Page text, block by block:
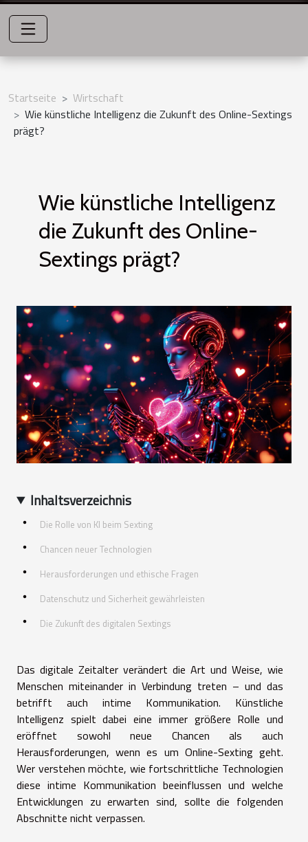
Startseite
Wirtschaft
Wie künstliche Intelligenz die Zukunft des Online-Sextings
prägt?
Wie künstliche Intelligenz
die Zukunft des Online-
Sextings prägt?
Inhaltsverzeichnis
Die Rolle von KI beim Sexting
Chancen neuer Technologien
Herausforderungen und ethische Fragen
Datenschutz und Sicherheit gewährleisten
Die Zukunft des digitalen Sextings
Das digitale Zeitalter verändert die Art und Weise, wie
Menschen miteinander in Verbindung treten – und das
betrifft auch intime Kommunikation. Künstliche
Intelligenz spielt dabei eine immer größere Rolle und
eröffnet sowohl neue Chancen als auch
Herausforderungen, wenn es um Online-Sexting geht.
Wer verstehen möchte, wie fortschrittliche Technologien
diese intime Kommunikation beeinflussen und welche
Entwicklungen zu erwarten sind, sollte die folgenden
Abschnitte nicht verpassen.